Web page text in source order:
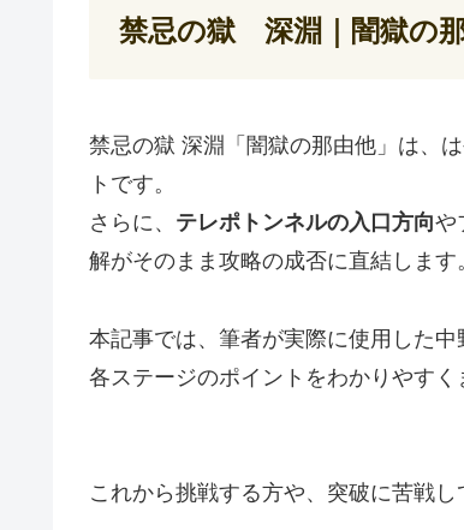
禁忌の獄 深淵｜闇獄の
禁忌の獄 深淵「闇獄の那由他」は、
トです。
さらに、 テレポトンネルの入口方向や
解がそのまま攻略の成否に直結します
本記事では、筆者が実際に使用した中
各ステージのポイントをわかりやすく
これから挑戦する方や、突破に苦戦し